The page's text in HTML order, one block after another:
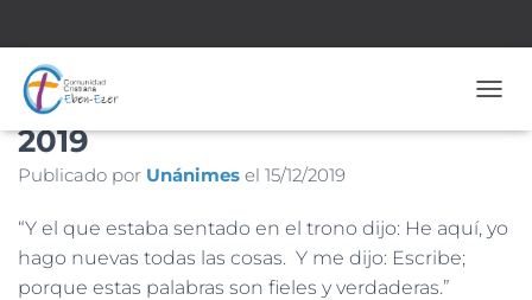
Nº 1.850 – 15 de Diciembre de
2019
Publicado por Unánimes el 15/12/2019
“Y el que estaba sentado en el trono dijo: He aquí, yo
hago nuevas todas las cosas. Y me dijo: Escribe;
porque estas palabras son fieles y verdaderas.”